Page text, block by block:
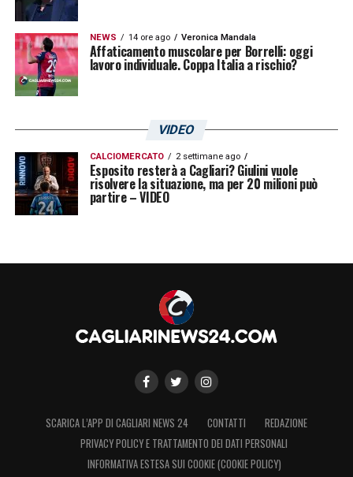
NEWS 14 ore ago Veronica Mandala
Affaticamento muscolare per Borrelli: oggi
lavoro individuale. Coppa Italia a rischio?
VIDEO
CALCIOMERCATO 2 settimane ago
Esposito resterà a Cagliari? Giulini vuole
risolvere la situazione, ma per 20 milioni può
partire – VIDEO
SCARICA L’APP DI CAGLIARI NEWS 24 CONTATTI
REDAZIONE
PRIVACY POLICY E TRATTAMENTO DEI DATI PERSONALI
INFORMATIVA ESTESA SUI COOKIE (COOKIE POLICY)